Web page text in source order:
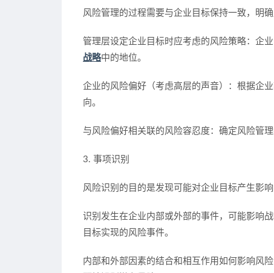
风险管理的过程需要与企业目标保持一致，明确
管理层设定企业目标时应考虑的风险策略：企
战略中的地位。
企业的风险偏好（考虑高层的声音）：根据企
向。
与风险偏好相关联的风险容忍度：确定风险管
3. 事项识别
风险识别的目的是发现可能对企业目标产生影响
识别发生在企业内部或外部的事件，可能影响
目标实现的风险事件。
内部和外部因素的结合和相互作用如何影响风